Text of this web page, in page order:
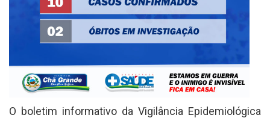
O boletim informativo da Vigilância Epidemiológica